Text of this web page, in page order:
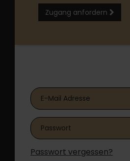
Zugang anfordern
Passwort vergessen?